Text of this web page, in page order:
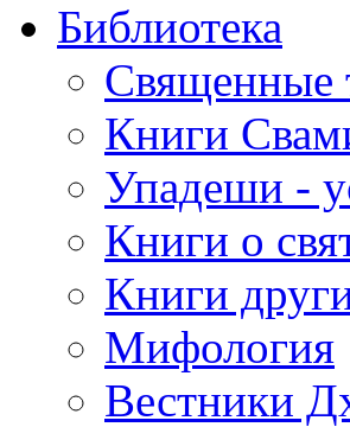
Библиотека
Священные
Книги
Упадеши -
Книги о
Книги
Мифология
Вестники